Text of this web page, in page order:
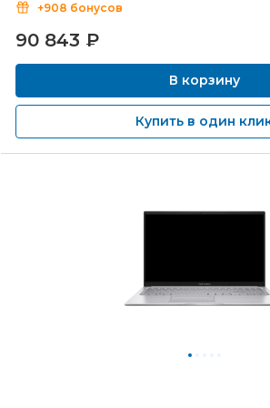
+908 бонусов
90 843 ₽
В корзину
Купить в один